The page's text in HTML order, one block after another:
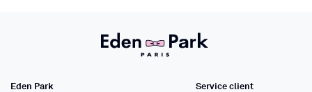
Eden Park
Service client